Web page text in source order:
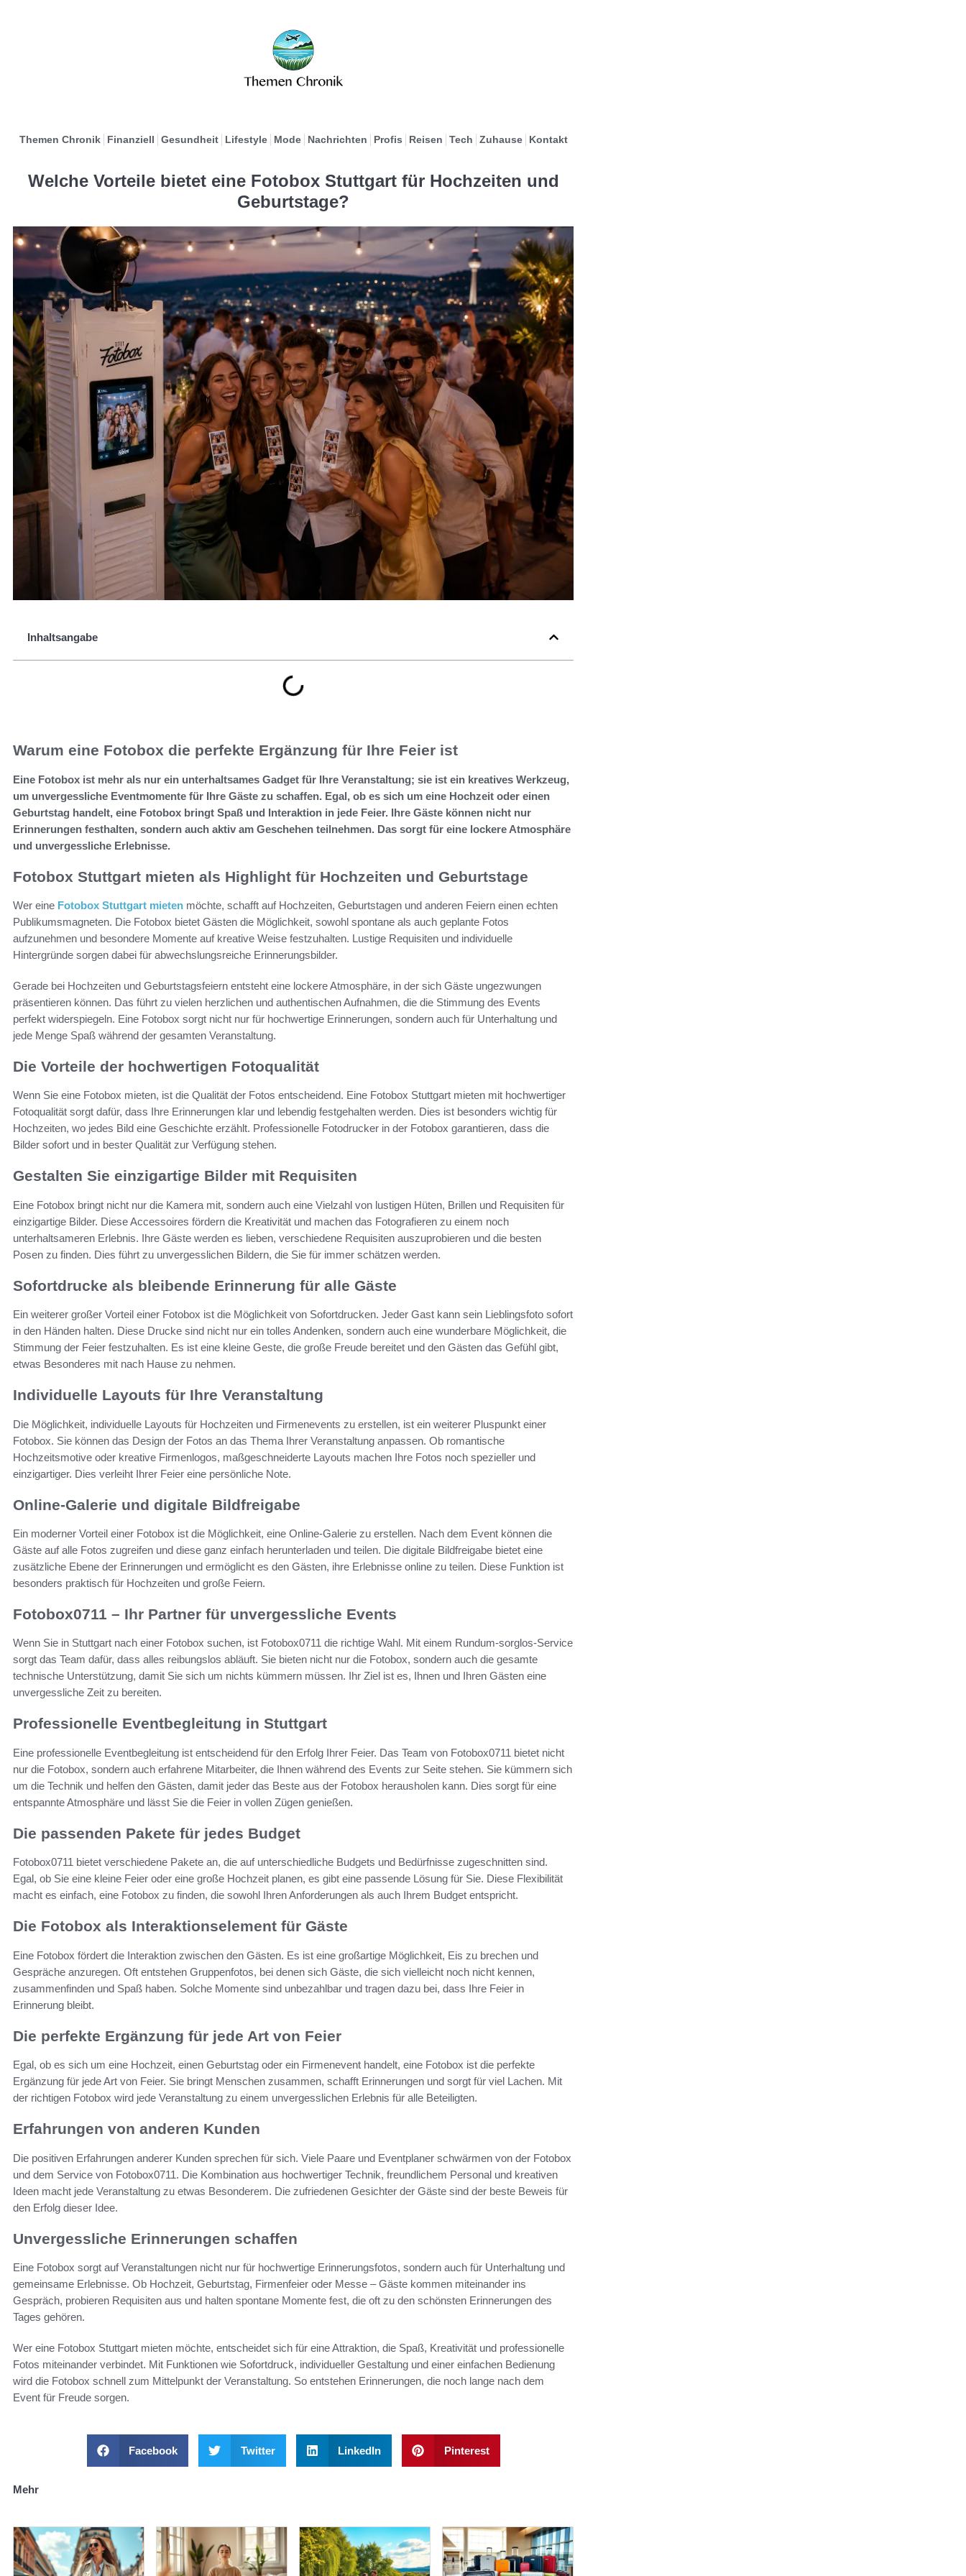
Themen Chronik Finanziell Gesundheit Lifestyle Mode Nachrichten Profis Reisen Tech Zuhause Kontakt
Welche Vorteile bietet eine Fotobox Stuttgart für Hochzeiten und
Geburtstage?
Inhaltsangabe
Warum eine Fotobox die perfekte Ergänzung für Ihre Feier ist
Eine Fotobox ist mehr als nur ein unterhaltsames Gadget für Ihre Veranstaltung; sie ist ein kreatives Werkzeug,
um unvergessliche Eventmomente für Ihre Gäste zu schaffen. Egal, ob es sich um eine Hochzeit oder einen
Geburtstag handelt, eine Fotobox bringt Spaß und Interaktion in jede Feier. Ihre Gäste können nicht nur
Erinnerungen festhalten, sondern auch aktiv am Geschehen teilnehmen. Das sorgt für eine lockere Atmosphäre
und unvergessliche Erlebnisse.
Fotobox Stuttgart mieten als Highlight für Hochzeiten und Geburtstage
Wer eine Fotobox Stuttgart mieten möchte, schafft auf Hochzeiten, Geburtstagen und anderen Feiern einen echten
Publikumsmagneten. Die Fotobox bietet Gästen die Möglichkeit, sowohl spontane als auch geplante Fotos
aufzunehmen und besondere Momente auf kreative Weise festzuhalten. Lustige Requisiten und individuelle
Hintergründe sorgen dabei für abwechslungsreiche Erinnerungsbilder.
Gerade bei Hochzeiten und Geburtstagsfeiern entsteht eine lockere Atmosphäre, in der sich Gäste ungezwungen
präsentieren können. Das führt zu vielen herzlichen und authentischen Aufnahmen, die die Stimmung des Events
perfekt widerspiegeln. Eine Fotobox sorgt nicht nur für hochwertige Erinnerungen, sondern auch für Unterhaltung und
jede Menge Spaß während der gesamten Veranstaltung.
Die Vorteile der hochwertigen Fotoqualität
Wenn Sie eine Fotobox mieten, ist die Qualität der Fotos entscheidend. Eine Fotobox Stuttgart mieten mit hochwertiger
Fotoqualität sorgt dafür, dass Ihre Erinnerungen klar und lebendig festgehalten werden. Dies ist besonders wichtig für
Hochzeiten, wo jedes Bild eine Geschichte erzählt. Professionelle Fotodrucker in der Fotobox garantieren, dass die
Bilder sofort und in bester Qualität zur Verfügung stehen.
Gestalten Sie einzigartige Bilder mit Requisiten
Eine Fotobox bringt nicht nur die Kamera mit, sondern auch eine Vielzahl von lustigen Hüten, Brillen und Requisiten für
einzigartige Bilder. Diese Accessoires fördern die Kreativität und machen das Fotografieren zu einem noch
unterhaltsameren Erlebnis. Ihre Gäste werden es lieben, verschiedene Requisiten auszuprobieren und die besten
Posen zu finden. Dies führt zu unvergesslichen Bildern, die Sie für immer schätzen werden.
Sofortdrucke als bleibende Erinnerung für alle Gäste
Ein weiterer großer Vorteil einer Fotobox ist die Möglichkeit von Sofortdrucken. Jeder Gast kann sein Lieblingsfoto sofort
in den Händen halten. Diese Drucke sind nicht nur ein tolles Andenken, sondern auch eine wunderbare Möglichkeit, die
Stimmung der Feier festzuhalten. Es ist eine kleine Geste, die große Freude bereitet und den Gästen das Gefühl gibt,
etwas Besonderes mit nach Hause zu nehmen.
Individuelle Layouts für Ihre Veranstaltung
Die Möglichkeit, individuelle Layouts für Hochzeiten und Firmenevents zu erstellen, ist ein weiterer Pluspunkt einer
Fotobox. Sie können das Design der Fotos an das Thema Ihrer Veranstaltung anpassen. Ob romantische
Hochzeitsmotive oder kreative Firmenlogos, maßgeschneiderte Layouts machen Ihre Fotos noch spezieller und
einzigartiger. Dies verleiht Ihrer Feier eine persönliche Note.
Online-Galerie und digitale Bildfreigabe
Ein moderner Vorteil einer Fotobox ist die Möglichkeit, eine Online-Galerie zu erstellen. Nach dem Event können die
Gäste auf alle Fotos zugreifen und diese ganz einfach herunterladen und teilen. Die digitale Bildfreigabe bietet eine
zusätzliche Ebene der Erinnerungen und ermöglicht es den Gästen, ihre Erlebnisse online zu teilen. Diese Funktion ist
besonders praktisch für Hochzeiten und große Feiern.
Fotobox0711 – Ihr Partner für unvergessliche Events
Wenn Sie in Stuttgart nach einer Fotobox suchen, ist Fotobox0711 die richtige Wahl. Mit einem Rundum-sorglos-Service
sorgt das Team dafür, dass alles reibungslos abläuft. Sie bieten nicht nur die Fotobox, sondern auch die gesamte
technische Unterstützung, damit Sie sich um nichts kümmern müssen. Ihr Ziel ist es, Ihnen und Ihren Gästen eine
unvergessliche Zeit zu bereiten.
Professionelle Eventbegleitung in Stuttgart
Eine professionelle Eventbegleitung ist entscheidend für den Erfolg Ihrer Feier. Das Team von Fotobox0711 bietet nicht
nur die Fotobox, sondern auch erfahrene Mitarbeiter, die Ihnen während des Events zur Seite stehen. Sie kümmern sich
um die Technik und helfen den Gästen, damit jeder das Beste aus der Fotobox herausholen kann. Dies sorgt für eine
entspannte Atmosphäre und lässt Sie die Feier in vollen Zügen genießen.
Die passenden Pakete für jedes Budget
Fotobox0711 bietet verschiedene Pakete an, die auf unterschiedliche Budgets und Bedürfnisse zugeschnitten sind.
Egal, ob Sie eine kleine Feier oder eine große Hochzeit planen, es gibt eine passende Lösung für Sie. Diese Flexibilität
macht es einfach, eine Fotobox zu finden, die sowohl Ihren Anforderungen als auch Ihrem Budget entspricht.
Die Fotobox als Interaktionselement für Gäste
Eine Fotobox fördert die Interaktion zwischen den Gästen. Es ist eine großartige Möglichkeit, Eis zu brechen und
Gespräche anzuregen. Oft entstehen Gruppenfotos, bei denen sich Gäste, die sich vielleicht noch nicht kennen,
zusammenfinden und Spaß haben. Solche Momente sind unbezahlbar und tragen dazu bei, dass Ihre Feier in
Erinnerung bleibt.
Die perfekte Ergänzung für jede Art von Feier
Egal, ob es sich um eine Hochzeit, einen Geburtstag oder ein Firmenevent handelt, eine Fotobox ist die perfekte
Ergänzung für jede Art von Feier. Sie bringt Menschen zusammen, schafft Erinnerungen und sorgt für viel Lachen. Mit
der richtigen Fotobox wird jede Veranstaltung zu einem unvergesslichen Erlebnis für alle Beteiligten.
Erfahrungen von anderen Kunden
Die positiven Erfahrungen anderer Kunden sprechen für sich. Viele Paare und Eventplaner schwärmen von der Fotobox
und dem Service von Fotobox0711. Die Kombination aus hochwertiger Technik, freundlichem Personal und kreativen
Ideen macht jede Veranstaltung zu etwas Besonderem. Die zufriedenen Gesichter der Gäste sind der beste Beweis für
den Erfolg dieser Idee.
Unvergessliche Erinnerungen schaffen
Eine Fotobox sorgt auf Veranstaltungen nicht nur für hochwertige Erinnerungsfotos, sondern auch für Unterhaltung und
gemeinsame Erlebnisse. Ob Hochzeit, Geburtstag, Firmenfeier oder Messe – Gäste kommen miteinander ins
Gespräch, probieren Requisiten aus und halten spontane Momente fest, die oft zu den schönsten Erinnerungen des
Tages gehören.
Wer eine Fotobox Stuttgart mieten möchte, entscheidet sich für eine Attraktion, die Spaß, Kreativität und professionelle
Fotos miteinander verbindet. Mit Funktionen wie Sofortdruck, individueller Gestaltung und einer einfachen Bedienung
wird die Fotobox schnell zum Mittelpunkt der Veranstaltung. So entstehen Erinnerungen, die noch lange nach dem
Event für Freude sorgen.
Facebook Twitter LinkedIn Pinterest
Mehr